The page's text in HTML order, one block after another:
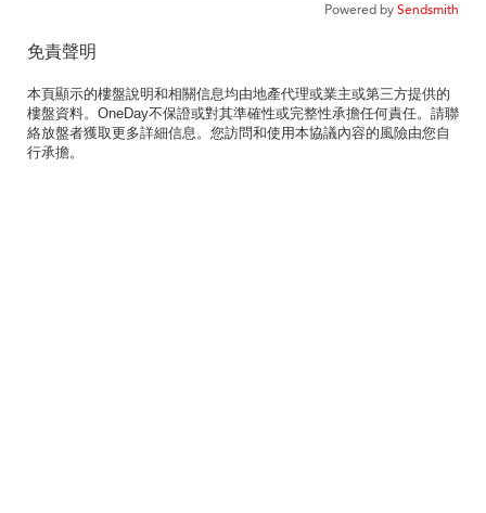
Powered bySendsmith
免責聲明
本頁顯示的樓盤說明和相關信息均由地產代理或業主或第三方提供的
樓盤資料。OneDay不保證或對其準確性或完整性承擔任何責任。請聯
絡放盤者獲取更多詳細信息。您訪問和使用本協議內容的風險由您自
行承擔。